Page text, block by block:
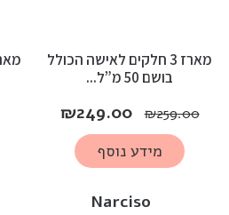
Narciso
מארז 3 חלקים לאישה הכולל
בושם 50 מ”ל...
₪259.00
₪249.00
מידע נוסף